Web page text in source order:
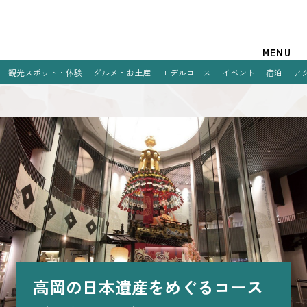
観光スポット・体験 グルメ・お土産 モデルコース イベント 宿泊 ア
高岡の日本遺産をめぐるコース
観光スポット・体験
グルメ・お土産
モデルコース
イベント
宿泊
MENU